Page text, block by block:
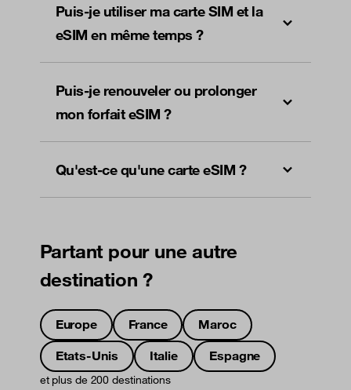
Puis-je utiliser ma carte SIM et la
eSIM en même temps ?
Puis-je renouveler ou prolonger
mon forfait eSIM ?
Qu'est-ce qu'une carte eSIM ?
Partant pour une autre
destination ?
Europe France
Maroc
Etats-Unis
Italie Espagne
et plus de 200 destinations